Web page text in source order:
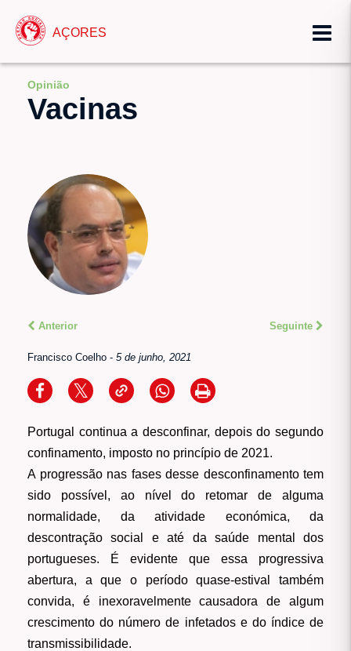
AÇORES
Opinião
Vacinas
Anterior Seguinte
Francisco Coelho - 5 de junho, 2021
Portugal continua a desconfinar, depois do segundo
confinamento, imposto no princípio de 2021.
A progressão nas fases desse desconfinamento tem
sido possível, ao nível do retomar de alguma
normalidade, da atividade económica, da
descontração social e até da saúde mental dos
portugueses. É evidente que essa progressiva
abertura, a que o período quase-estival também
convida, é inexoravelmente causadora de algum
crescimento do número de infetados e do índice de
transmissibilidade.